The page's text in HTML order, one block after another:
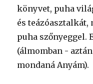
könyvet, puha
és
puha szőnyeggel.
(álmomban -
mondaná Anyám).